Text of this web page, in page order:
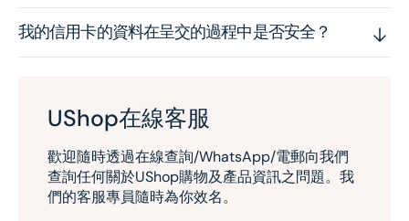
我的信用卡的資料在呈交的過程中是否安全？
UShop在線客服
歡迎隨時透過在線查詢/WhatsApp/電郵向我們
查詢任何關於UShop購物及產品資訊之問題。我
們的客服專員隨時為你效名。